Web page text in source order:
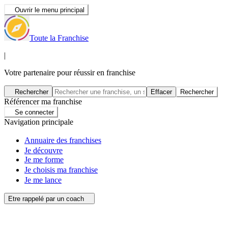
Ouvrir le menu principal
Toute la Franchise
|
Votre partenaire pour réussir en franchise
Rechercher Effacer Rechercher
Référencer ma franchise
Se connecter
Navigation principale
Annuaire des franchises
Je découvre
Je me forme
Je choisis ma franchise
Je me lance
Etre rappelé par un coach